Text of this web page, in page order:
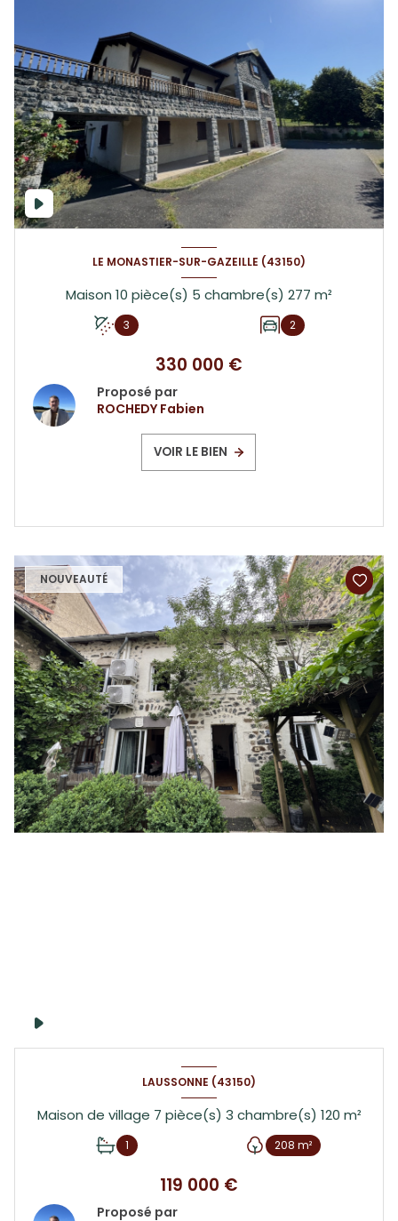
LE MONASTIER-SUR-GAZEILLE (43150)
Maison 10 pièce(s) 5 chambre(s) 277 m²
3 2
330 000 €
Proposé par
ROCHEDY Fabien
VOIR LE BIEN
NOUVEAUTÉ
LAUSSONNE (43150)
Maison de village 7 pièce(s) 3 chambre(s) 120 m²
1 208 m²
119 000 €
Proposé par